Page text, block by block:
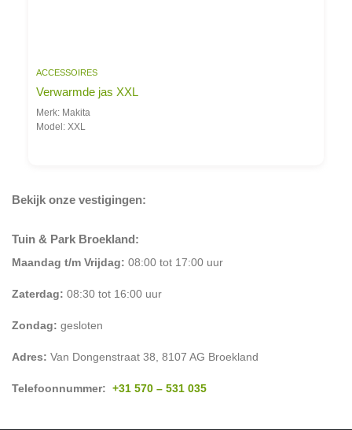
ACCESSOIRES
Verwarmde jas XXL
Merk: Makita
Model: XXL
Bekijk onze vestigingen:
Tuin & Park Broekland:
Maandag t/m Vrijdag: 08:00 tot 17:00 uur
Zaterdag: 08:30 tot 16:00 uur
Zondag: gesloten
Adres: Van Dongenstraat 38, 8107 AG Broekland
Telefoonnummer: +31 570 – 531 035